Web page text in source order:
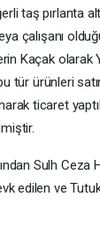
taş pırlanta
çalışanı
Kaçak olarak
tür ürünleri
ticaret
Sulh Ceza
edilen ve